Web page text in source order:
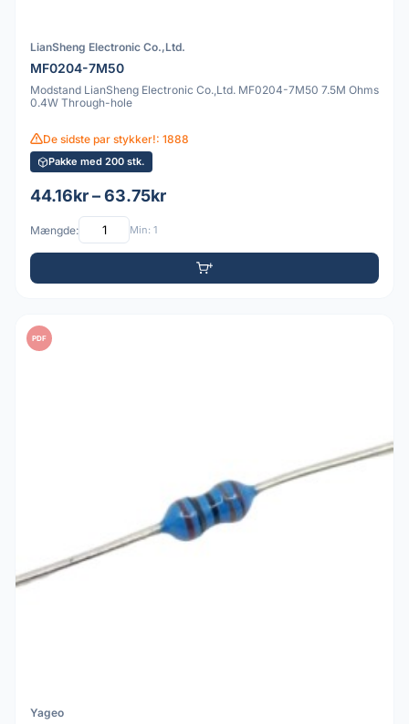
LianSheng Electronic Co.,Ltd.
MF0204-7M50
Modstand LianSheng Electronic Co.,Ltd. MF0204-7M50 7.5M Ohms
0.4W Through-hole
De sidste par stykker!: 1888
Pakke med 200 stk.
44.16kr – 63.75kr
Mængde: Min: 1
PDF
Yageo